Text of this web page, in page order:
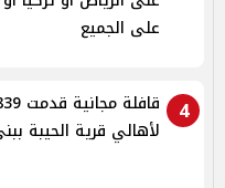
على الجميع
4
لأهالي قرية الحيبة